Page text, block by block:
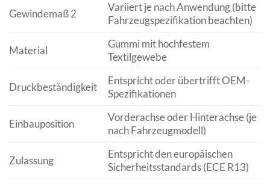
Gewindemaß 2
Variiert je nach Anwendung (bitte
Fahrzeugspezifikation beachten)
Material
Gummi mit hochfestem
Textilgewebe
Druckbeständigkeit
Entspricht oder übertrifft OEM-
Spezifikationen
Einbauposition
Vorderachse oder Hinterachse (je
nach Fahrzeugmodell)
Zulassung
Entspricht den europäischen
Sicherheitsstandards (ECE R13)